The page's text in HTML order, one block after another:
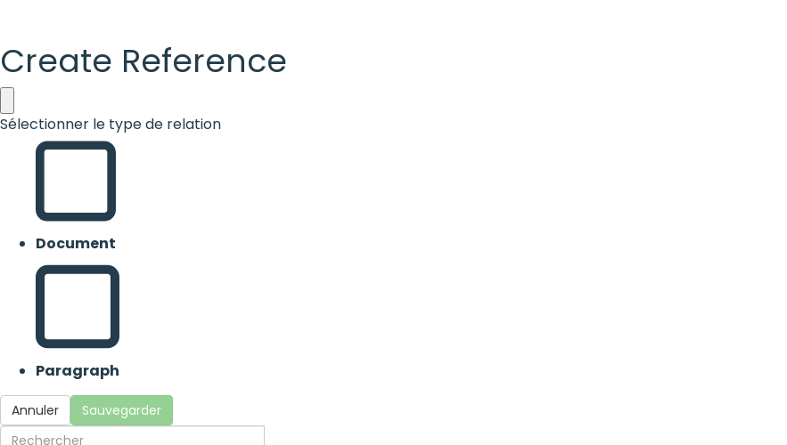
Create Reference
Sélectionner le type de relation
Document
Paragraph
Annuler Sauvegarder